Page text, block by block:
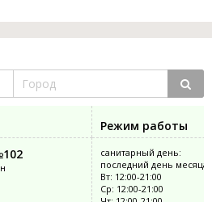
Режим работы
санитарный день:
последний день месяца
Вт: 12:00-21:00
Ср: 12:00-21:00